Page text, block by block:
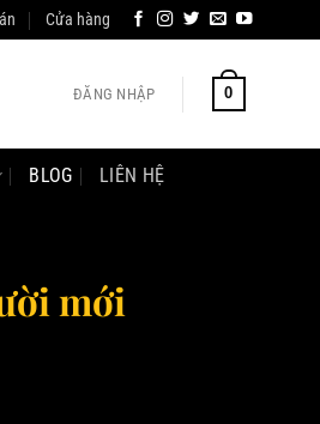
Cửa hàng
ĐĂNG NHẬP 0
BLOG LIÊN HỆ
mới